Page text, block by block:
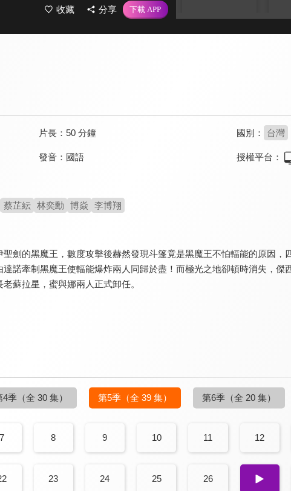
收藏 分享
片長： 50 分鐘 國別： 台灣
發音： 國語 授權平台：
蔡芷紜 林奕勳 博焱 李博翔
劍的黑魔王，數度攻擊後赫然發現斗篷竟是黑魔王不怕輻能的原因，
諾牽制黑魔王使輻能爆炸兩人同歸於盡！而極光之地卻頓時消失，
蘇拉星，蜜與娜兩人正式卸任。
4季 （全 30 集） 第5季 （全 39 集） 第6季 （全 20 集）
7 8 9 10 11 12
23 24 25 26 27